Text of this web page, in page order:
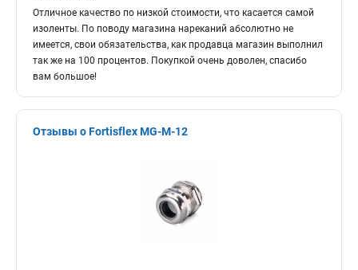
Отличное качество по низкой стоимости, что касается самой
изоленты. По поводу магазина нареканий абсолютно не
имеется, свои обязательства, как продавца магазин выполнил
так же на 100 процентов. Покупкой очень доволен, спасибо
вам большое!
Отзывы о Fortisflex MG-M-12